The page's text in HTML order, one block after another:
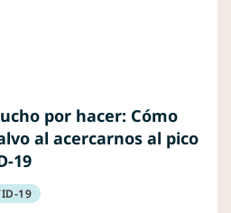
por hacer: Cómo
al acercarnos al pico
19
19